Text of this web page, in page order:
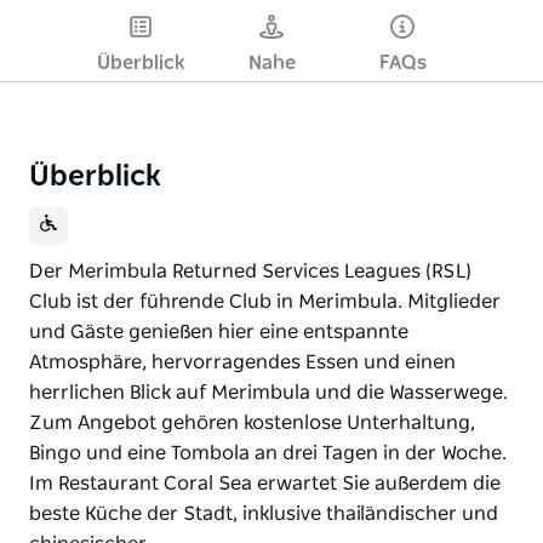
Überblick Nahe FAQs
Überblick
Der Merimbula Returned Services Leagues (RSL)
Club ist der führende Club in Merimbula. Mitglieder
und Gäste genießen hier eine entspannte
Atmosphäre, hervorragendes Essen und einen
herrlichen Blick auf Merimbula und die Wasserwege.
Zum Angebot gehören kostenlose Unterhaltung,
Bingo und eine Tombola an drei Tagen in der Woche.
Im Restaurant Coral Sea erwartet Sie außerdem die
beste Küche der Stadt, inklusive thailändischer und